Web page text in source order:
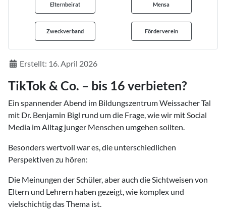
Elternbeirat Mensa
Zweckverband Förderverein
DetailsErstellt: 16. April 2026
TikTok & Co. – bis 16 verbieten?
Ein spannender Abend im Bildungszentrum Weissacher Tal
mit Dr. Benjamin Bigl rund um die Frage, wie wir mit Social
Media im Alltag junger Menschen umgehen sollten.
Besonders wertvoll war es, die unterschiedlichen
Perspektiven zu hören:
Die Meinungen der Schüler, aber auch die Sichtweisen von
Eltern und Lehrern haben gezeigt, wie komplex und
vielschichtig das Thema ist.